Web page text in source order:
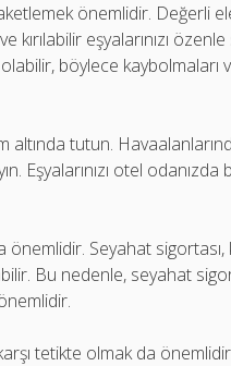
önemlidir. Değerli
kırılabilir eşyalarınızı özenle
böylece kaybolmaları
altında tutun.
Eşyalarınızı otel odanızda
önemlidir. Seyahat
Bu nedenle, seyahat
tetikte olmak da